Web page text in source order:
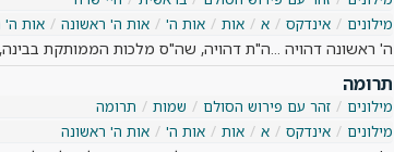
מילונים
אינדקס א אות אות ה' אות ה' ראשונה אות ה'
ה' ראשונה דהויה ...ה"ת דהויה, שה"ס מלכות הממותקת
תרומה
מילונים זהר עם פירוש הסולם שמות
תרומה
מילונים
אינדקס א אות אות ה' אות ה' ראשונה